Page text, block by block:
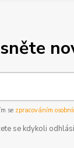
se zpracováním
se kdykoli